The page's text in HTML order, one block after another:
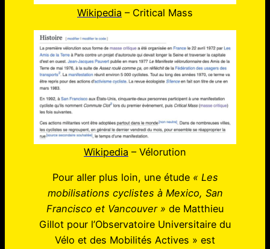
Wikipedia – Critical Mass
Wikipedia – Vélorution
Pour aller plus loin, une étude « Les
mobilisations cyclistes à Mexico, San
Francisco et Vancouver » de Matthieu
Gillot pour l’Observatoire Universitaire du
Vélo et des Mobilités Actives » est